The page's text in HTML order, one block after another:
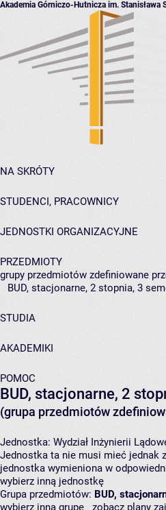
Akademia Górniczo-Hutnicza im. Stanisława
NA SKRÓTY
STUDENCI, PRACOWNICY
JEDNOSTKI ORGANIZACYJNE
PRZEDMIOTY
grupy przedmiotów zdefiniowane
BUD, stacjonarne, 2 stopnia, 3
STUDIA
AKADEMIKI
POMOC
BUD, stacjonarne, 2
(grupa przedmiotów
Jednostka: Wydział Inżynierii
Jednostka ta nie musi mieć jednak
jednostka wymieniona w
wybierz inną jednostkę
Grupa przedmiotów: BUD,
wybierz inną grupę
zobacz plany